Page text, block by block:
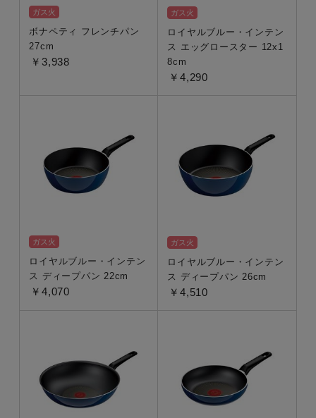
24~25cm
20~23cm
~19cm
在庫あり
直営店限定
ギフト
ラッピング・熨斗対応
ガス火
ボナペティ フレンチパン
27cm
￥3,938
ガス火
ロイヤルブルー・インテン
ス エッグロースター 12x1
8cm
￥4,290
ガス火
ロイヤルブルー・インテン
ス ディープパン 22cm
￥4,070
ガス火
ロイヤルブルー・インテン
ス ディープパン 26cm
￥4,510